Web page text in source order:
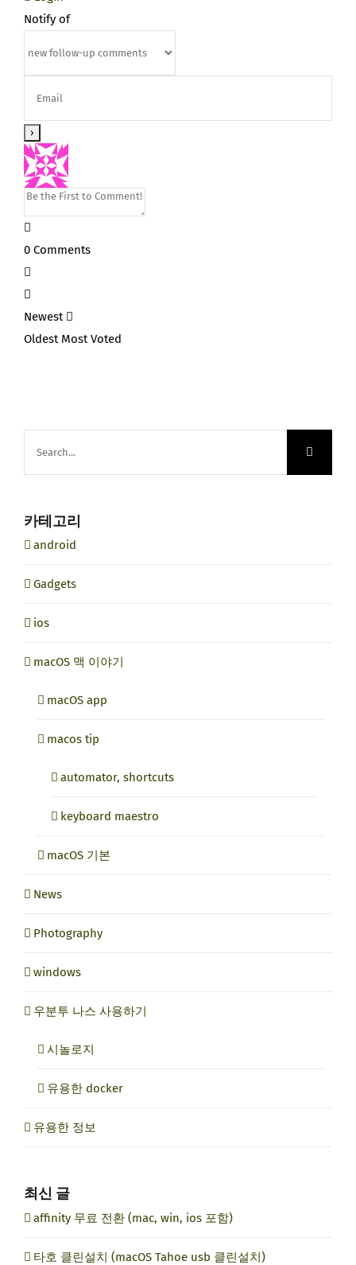
Notify of
0 Comments
Newest
Oldest Most Voted
카테고리
android
Gadgets
ios
macOS 맥 이야기
macOS app
macos tip
automator, shortcuts
keyboard maestro
macOS 기본
News
Photography
windows
우분투 나스 사용하기
시놀로지
유용한 docker
유용한 정보
최신 글
affinity 무료 전환 (mac, win, ios 포함)
타호 클린설치 (macOS Tahoe usb 클린설치)